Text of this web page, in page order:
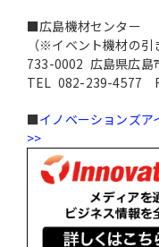
■広島機材センター
（※イベント機材の引
733-0002 広島県広島
TEL 082-239-4577
■イノベーションズア
>>